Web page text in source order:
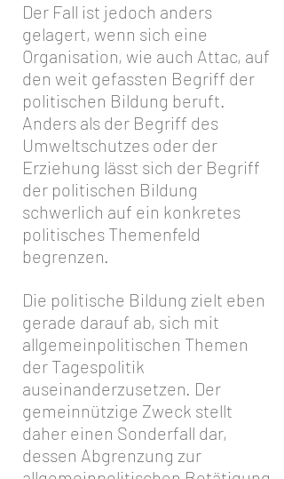
Der Fall ist jedoch anders
gelagert, wenn sich eine
Organisation, wie auch Attac, auf
den weit gefassten Begriff der
politischen Bildung beruft.
Anders als der Begriff des
Umweltschutzes oder der
Erziehung lässt sich der Begriff
der politischen Bildung
schwerlich auf ein konkretes
politisches Themenfeld
begrenzen.
Die politische Bildung zielt eben
gerade darauf ab, sich mit
allgemeinpolitischen Themen
der Tagespolitik
auseinanderzusetzen. Der
gemeinnützige Zweck stellt
daher einen Sonderfall dar,
dessen Abgrenzung zur